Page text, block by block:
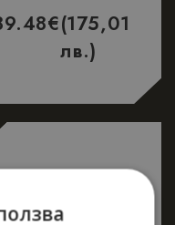
€(175,01
лв.)